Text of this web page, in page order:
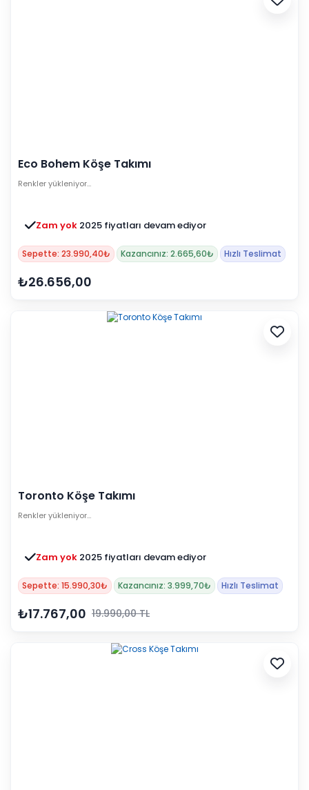
Eco Bohem Köşe Takımı
Renkler yükleniyor…
Zam yok 2025 fiyatları devam ediyor
Sepette: 23.990,40₺ Kazancınız: 2.665,60₺ Hızlı Teslimat
₺26.656,00
Toronto Köşe Takımı
Renkler yükleniyor…
Zam yok 2025 fiyatları devam ediyor
Sepette: 15.990,30₺ Kazancınız: 3.999,70₺ Hızlı Teslimat
₺17.767,00 19.990,00 TL